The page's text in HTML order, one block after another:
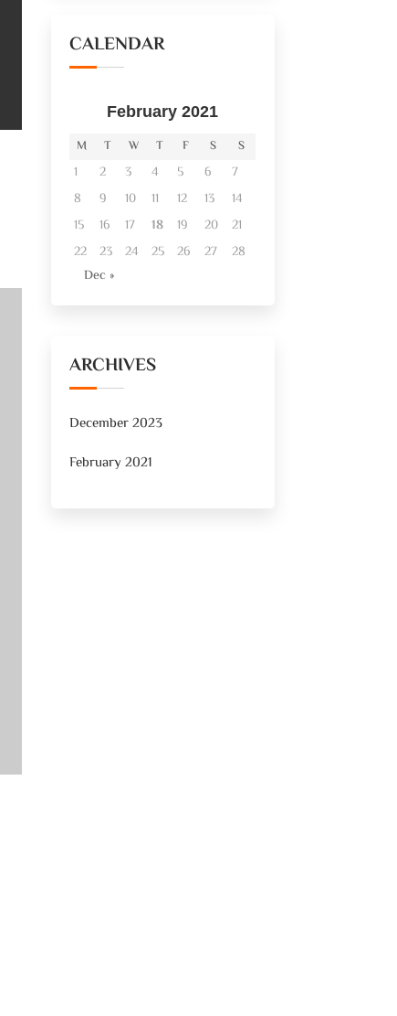
CALENDAR
February 2021
M
T W T F S S
1 2 3 4 5 6
7
8
9 10 11 12 13
14
15
16 17 18 19 20
21
22
23 24 25 26 27
28
Dec »
ARCHIVES
December 2023
February 2021